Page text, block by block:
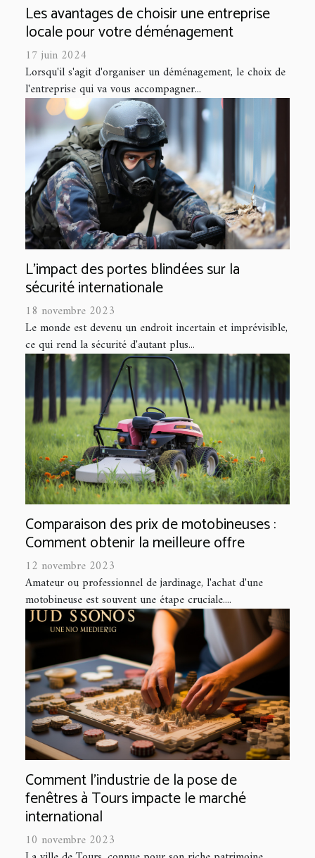
Les avantages de choisir une entreprise
locale pour votre déménagement
17 juin 2024
Lorsqu'il s'agit d'organiser un déménagement, le choix de
l'entreprise qui va vous accompagner...
L'impact des portes blindées sur la
sécurité internationale
18 novembre 2023
Le monde est devenu un endroit incertain et imprévisible,
ce qui rend la sécurité d'autant plus...
Comparaison des prix de motobineuses :
Comment obtenir la meilleure offre
12 novembre 2023
Amateur ou professionnel de jardinage, l'achat d'une
motobineuse est souvent une étape cruciale....
Comment l'industrie de la pose de
fenêtres à Tours impacte le marché
international
10 novembre 2023